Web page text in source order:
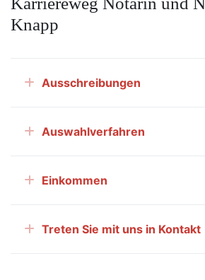
Knapp
Ausschreibungen
Auswahlverfahren
Einkommen
Treten Sie mit uns in Kontakt